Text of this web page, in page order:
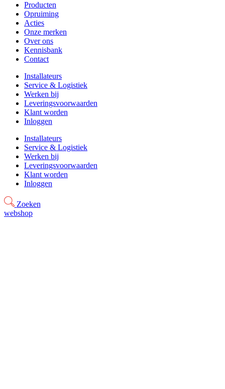
Producten
Opruiming
Acties
Onze merken
Over ons
Kennisbank
Contact
Installateurs
Service & Logistiek
Werken bij
Leveringsvoorwaarden
Klant worden
Inloggen
Installateurs
Service & Logistiek
Werken bij
Leveringsvoorwaarden
Klant worden
Inloggen
Zoeken
webshop